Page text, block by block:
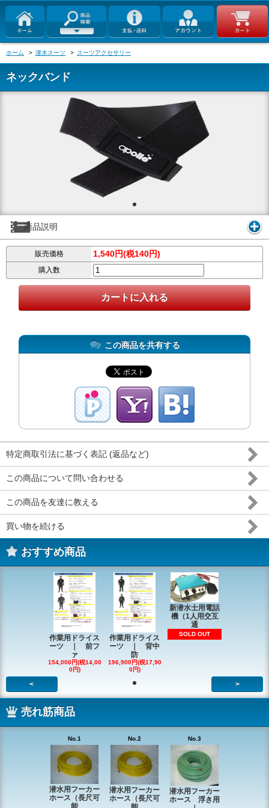
ホーム > 潜水スーツ > スーツアクセサリー
ネックバンド
商品説明
販売価格 1,540円(税140円)
購入数
この商品を共有する
特定商取引法に基づく表記 (返品など)
この商品について問い合わせる
この商品を友達に教える
買い物を続ける
おすすめ商品
作業用ドライス
ーツ ｜ 前フ
ァ
154,000円(税14,00
0円)
作業用ドライス
ーツ ｜ 背中
防
196,900円(税17,90
0円)
新潜水士用電話
機（1人用交互
通
SOLD OUT
< >
売れ筋商品
No.1
潜水用フーカー
ホース（長尺可
No.2
潜水用フーカー
ホース（長尺可
No.3
潜水用フーカー
ホース 浮き用